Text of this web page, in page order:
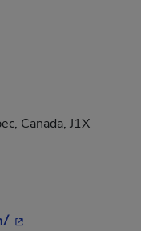
Canada, J1X
- Cet hyperlien